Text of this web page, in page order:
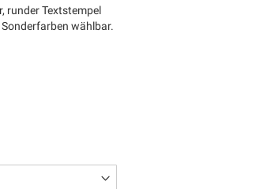
runder Textstempel
wählbar.